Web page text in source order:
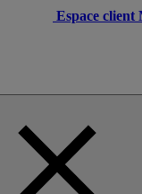
Espace client